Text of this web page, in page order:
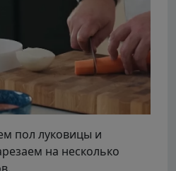
пол луковицы и
на несколько